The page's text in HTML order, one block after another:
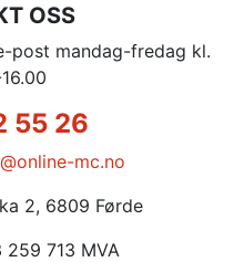
OSS
post mandag-fredag kl.
55 26
mc.no
2, 6809 Førde
259 713 MVA